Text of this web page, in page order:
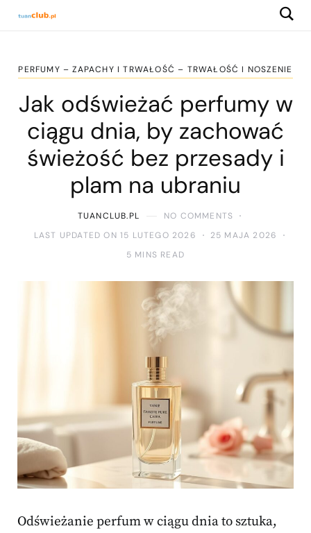
PERFUMY – ZAPACHY I TRWAŁOŚĆ – TRWAŁOŚĆ I NOSZENIE
Jak odświeżać perfumy w
ciągu dnia, by zachować
świeżość bez przesady i
plam na ubraniu
TUANCLUB.PL
NO COMMENTS
LAST UPDATED ON 15 LUTEGO 2026
25 MAJA 2026
5 MINS READ
Odświeżanie perfum w ciągu dnia to sztuka,